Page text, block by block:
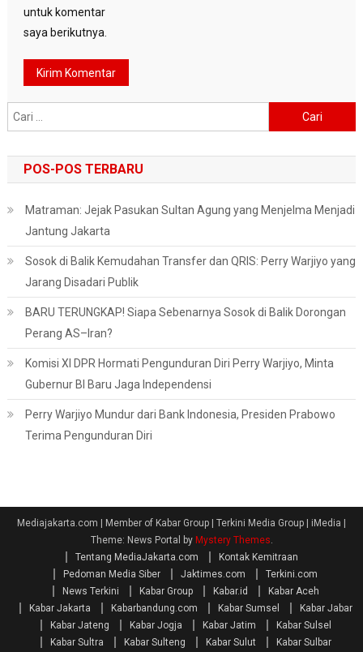
untuk komentar
saya berikutnya.
untuk:
POS-POS TERBARU
Matraman: Jejak Pasukan Sultan Agung yang Menjelma Menjadi
Jantung Jakarta
Sosok di Balik Kemudahan Transfer dan QRIS: Perry Warjiyo yang
Jarang Disadari Publik
BARU TERUNGKAP! Siapa Sebenarnya Sosok di Balik Dorongan
Perang AS–Iran?
Komisi XI DPR Hormati Pengunduran Diri Perry Warjiyo, Minta
Gubernur BI Baru Jaga Independensi
Perry Warjiyo Mundur dari Bank Indonesia, Presiden Prabowo
Terima Pengunduran Diri
Mediajakarta.com | Member of Kabar Group | Terkini Media Group | iMedia
Theme: News Portal by Mystery Themes.
Tentang MediaJakarta.com
Kontak Kemitraan
Pedoman Media Siber
Jaktimes.com
Terkini.com
News Terkini
Kabar Group Kabar.id
Kabar Aceh
Kabar Jakarta
Kabarbandung.com Kabar Sumsel
Kabar Jabar
Kabar Jateng
Kabar Jogja Kabar Jatim
Kabar Sulsel
Kabar Sultra
Kabar Sulteng Kabar Sulut Kabar Sulbar